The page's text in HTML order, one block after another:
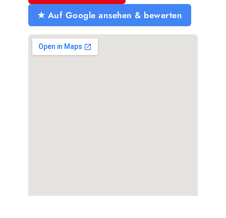
★ Auf Google ansehen & bewerten